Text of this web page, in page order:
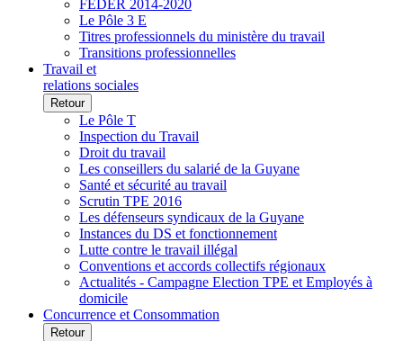
FEDER 2014-2020
Le Pôle 3 E
Titres professionnels du ministère du travail
Transitions professionnelles
Travail et
relations sociales
Retour
Le Pôle T
Inspection du Travail
Droit du travail
Les conseillers du salarié de la Guyane
Santé et sécurité au travail
Scrutin TPE 2016
Les défenseurs syndicaux de la Guyane
Instances du DS et fonctionnement
Lutte contre le travail illégal
Conventions et accords collectifs régionaux
Actualités - Campagne Election TPE et Employés à
domicile
Concurrence et Consommation
Retour